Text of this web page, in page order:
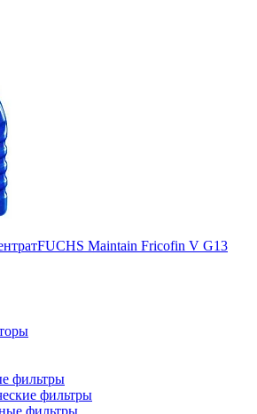
FUCHS Maintain Fricofin V G13
фильтры
фильтры
фильтры